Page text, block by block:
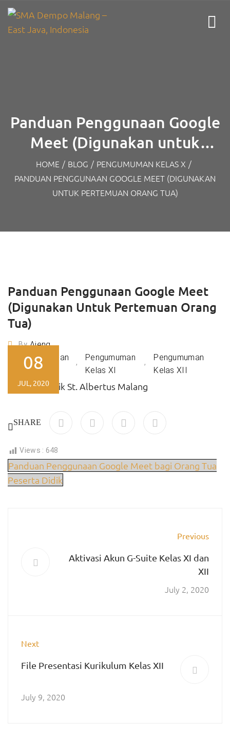
Panduan Penggunaan Google
Meet (Digunakan untuk
Pertemuan Orang Tua)
HOME / BLOG / PENGUMUMAN KELAS X /
PANDUAN PENGGUNAAN GOOGLE MEET (DIGUNAKAN
UNTUK PERTEMUAN ORANG TUA)
Panduan Penggunaan Google Meet
(Digunakan Untuk Pertemuan Orang
Tua)
By Ajeng
Pengumuman
Kelas X
,
Pengumuman
Kelas XI
,
Pengumuman
Kelas XII
08
JUL, 2020
SHARE
Views : 648
Panduan Penggunaan Google Meet bagi Orang Tua
Peserta Didik
Previous
Aktivasi Akun G-Suite Kelas XI dan
XII
July 2, 2020
Next
File Presentasi Kurikulum Kelas XII
July 9, 2020